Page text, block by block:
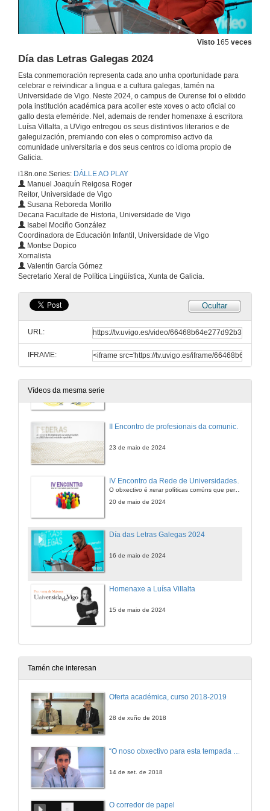
Visto 165 veces
Día das Letras Galegas 2024
Esta conmemoración representa cada ano unha oportunidade para
celebrar e reivindicar a lingua e a cultura galegas, tamén na
Universidade de Vigo. Neste 2024, o campus de Ourense foi o elixido
pola institución académica para acoller este xoves o acto oficial co
gallo desta efeméride. Nel, ademais de render homenaxe á escritora
Luísa Villalta, a UVigo entregou os seus distintivos literarios e de
galeguización, premiando con eles o compromiso activo da
comunidade universitaria e dos seus centros co idioma propio de
Galicia.
i18n.one.Series: DÁLLE AO PLAY
Manuel Joaquín Reigosa Roger
Reitor, Universidade de Vigo
Susana Reboreda Morillo
Decana Facultade de Historia, Universidade de Vigo
Isabel Mociño González
Coordinadora de Educación Infantil, Universidade de Vigo
Montse Dopico
Xornalista
Valentín García Gómez
Secretario Xeral de Política Lingüística, Xunta de Galicia.
Ocultar
URL:
IFRAME:
Vídeos da mesma serie
Coa creatividade e a súa relación co coñecemento científico como eixo do evento, baixo o lema “Conciencias creativas”
27 de set. de 2024
Xornadas de benvida 2024/2025
6 de set. de 2024
19 de xul. de 2024
27 de xuño de 2024
35 traballadores e trabajadoras jubiladas que ayudaron a construír Universidade
5 de xuño de 2024
14 grupos de investigación presentan, dun xeito divulgativo, as súas liñas de traballo
II Encontro de profesionais da comunicación en RRSS das universidades españolas. #Rederas24
23 de maio de 2024
O obxectivo é xerar políticas comúns que permitan superar os obstáculos que dificultan a igualdade
20 de maio de 2024
Día das Letras Galegas 2024
16 de maio de 2024
Homenaxe a Luísa Villalta
15 de maio de 2024
Tamén che interesan
Oferta académica, curso 2018-2019
28 de xuño de 2018
14 de set. de 2018
O corredor de papel